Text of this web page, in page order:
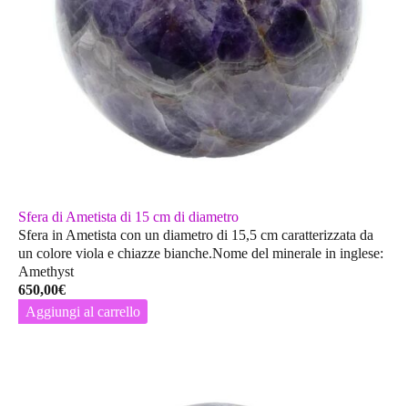
Sfera di Ametista di 15 cm di diametro
Sfera in Ametista con un diametro di 15,5 cm caratterizzata da
un colore viola e chiazze bianche.Nome del minerale in inglese:
Amethyst
650,00€
Aggiungi al carrello